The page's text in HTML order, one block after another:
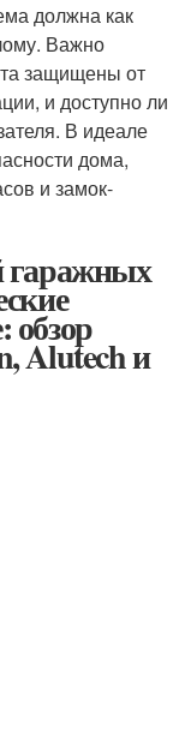
должна как
Важно
защищены от
и доступно ли
В идеале
дома,
и замок-
гаражных
Alutech и